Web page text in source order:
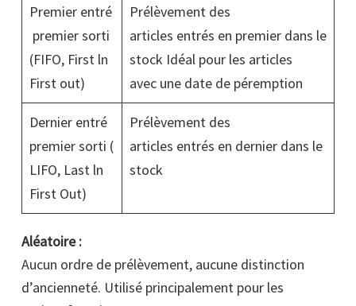
Premier entré
premier sorti
(FIFO, First ln
First out)
Prélèvement des
articles entrés en premier dans le
stock Idéal pour les articles
avec une date de péremption
Dernier entré
premier sorti (
LIFO, Last ln
First Out)
Prélèvement des
articles entrés en dernier dans le
stock
Aléatoire :
Aucun ordre de prélèvement, aucune distinction
d’ancienneté. Utilisé principalement pour les